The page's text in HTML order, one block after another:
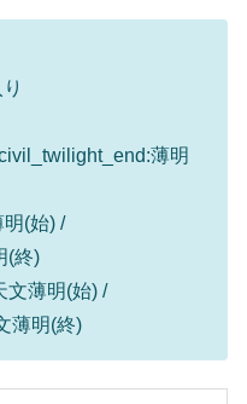
薄明
(始) /
(終)
文薄明(始) /
薄明(終)